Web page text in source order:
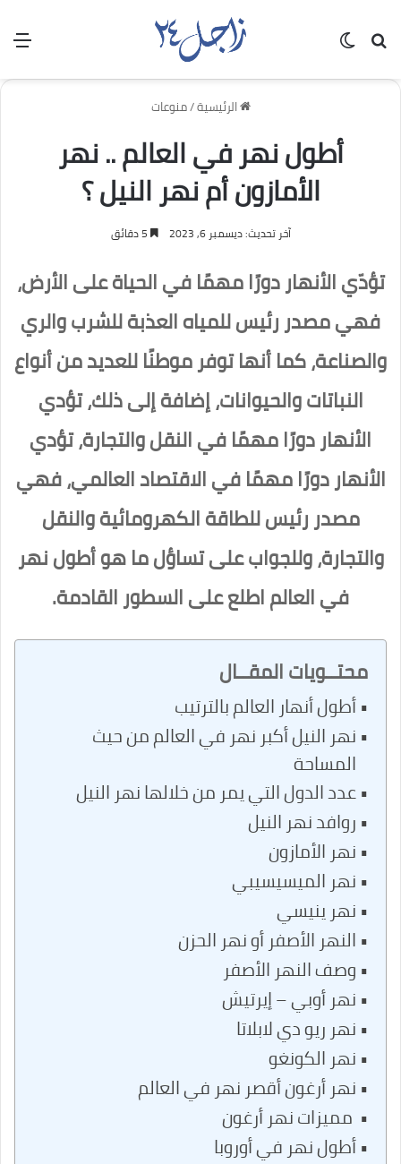
بحث عن
الرئيسية/منوعات
أطول نهر في العالم .. نهر
الأمازون أم نهر النيل ؟
آخر تحديث: ديسمبر 6, 2023
تؤدّي الأنهار دورًا مهمًا في الحياة على الأرض،
فهي مصدر رئيس للمياه العذبة للشرب والري
والصناعة، كما أنها توفر موطنًا للعديد من أنواع
النباتات والحيوانات، إضافة إلى ذلك، تؤدي
الأنهار دورًا مهمًا في النقل والتجارة، تؤدي
الأنهار دورًا مهمًا في الاقتصاد العالمي، فهي
مصدر رئيس للطاقة الكهرومائية والنقل
والتجارة، وللجواب على تساؤل ما هو أطول نهر
في العالم اطلع على السطور القادمة.
محتــويات المقــال
أطول أنهار العالم بالترتيب
نهر النيل أكبر نهر في العالم من حيث
المساحة
عدد الدول التي يمر من خلالها نهر النيل
روافد نهر النيل
نهر الأمازون
نهر الميسيسيبي
نهر ينيسي
النهر الأصفر أو نهر الحزن
وصف النهر الأصفر
نهر أوبي – إيرتيش
نهر ريو دي لابلاتا
نهر الكونغو
نهر أرغون أقصر نهر في العالم
مميزات نهر أرغون
أطول نهر في أوروبا